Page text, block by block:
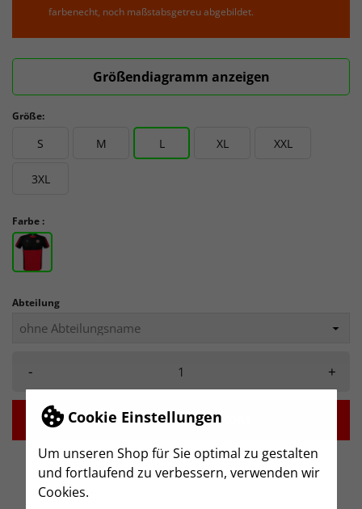
Cookie Einstellungen
Um unseren Shop für Sie optimal zu gestalten
und fortlaufend zu verbessern, verwenden wir
Cookies.
farbenecht, noch maßstabsgetreu abgebildet.
Größendiagramm anzeigen
Größe:
S M L XL XXL
3XL
Farbe :
Abteilung
- +
 IN DEN WARENKORB